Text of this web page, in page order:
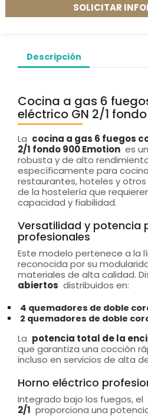
SOLICITAR
Descripción
Cocina a gas 6
eléctrico GN 2/1
La cocina a gas 6 fuegos
2/1 fondo 900 Emotion es
robusta y de alto
específicamente para
restaurantes, hoteles y
de la hostelería que
capacidad y fiabilidad.
Versatilidad y potencia
profesionales
Este modelo pertenece a la
reconocida por su
materiales de alta calidad.
abiertos distribuidos en:
4 quemadores de doble
2 quemadores de doble
La potencia total de la
que garantiza una cocción
incluso en servicios de alta
Horno eléctrico
Integrado bajo los fuegos, el
2/1 proporciona una